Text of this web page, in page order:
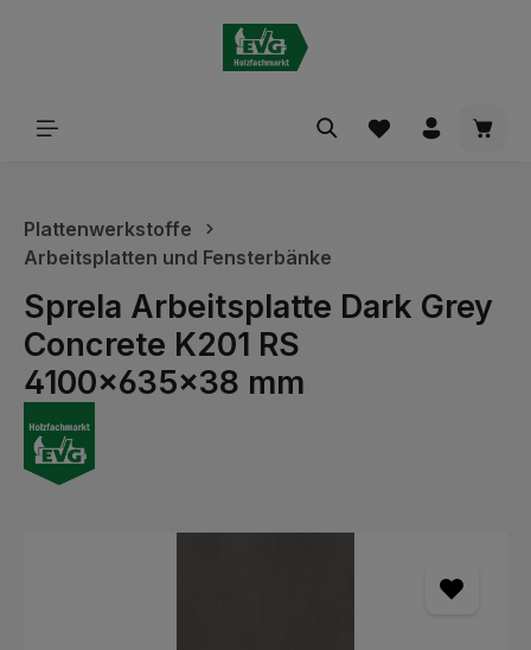
Plattenwerkstoffe
Arbeitsplatten und Fensterbänke
Sprela Arbeitsplatte Dark Grey
Concrete K201 RS
4100x635x38 mm